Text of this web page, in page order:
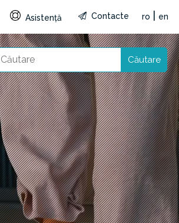
Asistență Contacte ro en
Căutare